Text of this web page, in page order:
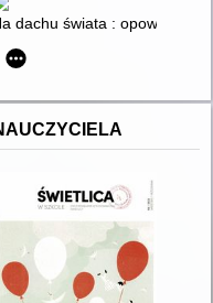
dachu świata : opowieść o
dywanie